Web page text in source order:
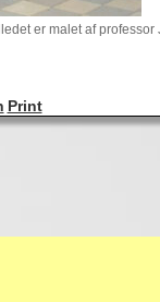
er malet af professor
Print